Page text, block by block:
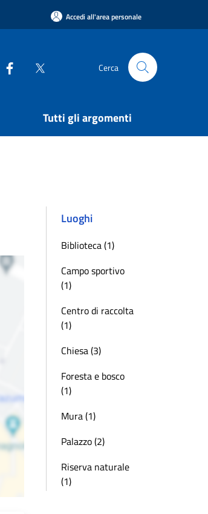
Accedi all'area personale
Cerca
Tutti gli argomenti
Luoghi
Biblioteca (1)
Campo sportivo
(1)
Centro di raccolta
(1)
Chiesa (3)
Foresta e bosco
(1)
Mura (1)
Palazzo (2)
Riserva naturale
(1)